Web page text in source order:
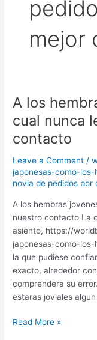
mejor
A los
cual nunca
contacto
Leave a Comment /
japonesas-como-
novia de pedidos
A los hembras
nuestro contacto La
asiento, https://
japonesas-como-
la que pudiese
exacto, alrededor
comprendera su
estaras joviales
A
hembras
jovenes
encarga
cual
les
simpatice
nuestro
contacto
Read More »